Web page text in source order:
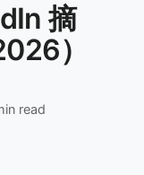
摘
）
read